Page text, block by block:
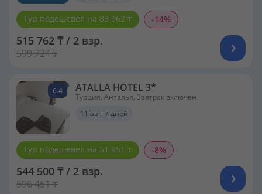
Тур подешевел на 83 962 ₸ -14%
515 762 ₸ / 2 взр.
599 724 ₸
6.4 ATALLA HOTEL 3*
Турция, Анталья, Завтрак включен
11 авг, 7 дней
Тур подешевел на 51 951 ₸ -8%
544 500 ₸ / 2 взр.
596 451 ₸